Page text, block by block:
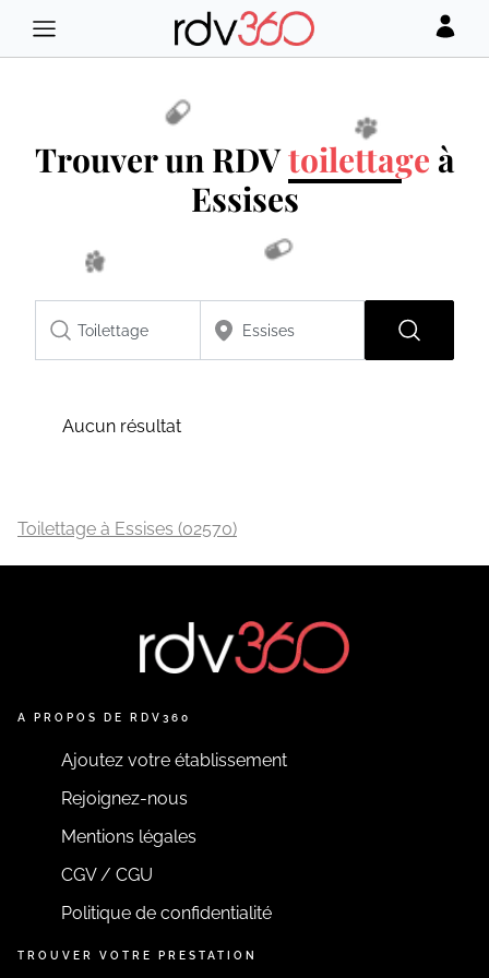
Trouver un RDVtoilettage à
Essises
Aucun résultat
Toilettage à Essises (02570)
A PROPOS DE RDV360
Ajoutez votre établissement
Rejoignez-nous
Mentions légales
CGV / CGU
Politique de confidentialité
TROUVER VOTRE PRESTATION